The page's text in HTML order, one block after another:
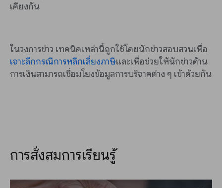
เคียงกัน
ในวงการข่าว เทคนิคเหล่านี้ถูกใช้โดยนักข่าวสอบสวนเพื่อ
เจาะลึกกรณีการหลีกเลี่ยงภาษีและเพื่อช่วยให้นักข่าวด้าน
การเงินสามารถเชื่อมโยงข้อมูลการบริจาคต่าง ๆ เข้าด้วยกัน
การสั่งสมการเรียนรู้